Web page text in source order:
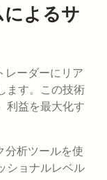
よるサ
レーダーにリア
ます。この技術
利益を最大化す
分析ツールを使
ショナルレベル